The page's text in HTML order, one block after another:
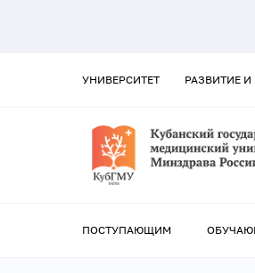
УНИВЕРСИТЕТ РАЗВИТИЕ
ПОСТУПАЮЩИМ